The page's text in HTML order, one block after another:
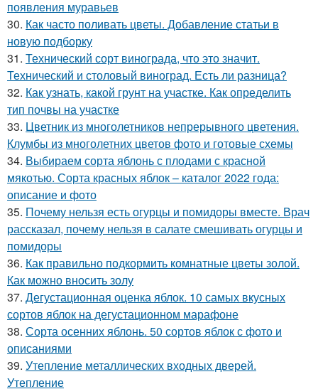
появления муравьев
30. Как часто поливать цветы. Добавление статьи в
новую подборку
31. Технический сорт винограда, что это значит.
Технический и столовый виноград. Есть ли разница?
32. Как узнать, какой грунт на участке. Как определить
тип почвы на участке
33. Цветник из многолетников непрерывного цветения.
Клумбы из многолетних цветов фото и готовые схемы
34. Выбираем сорта яблонь с плодами с красной
мякотью. Сорта красных яблок – каталог 2022 года:
описание и фото
35. Почему нельзя есть огурцы и помидоры вместе. Врач
рассказал, почему нельзя в салате смешивать огурцы и
помидоры
36. Как правильно подкормить комнатные цветы золой.
Как можно вносить золу
37. Дегустационная оценка яблок. 10 самых вкусных
сортов яблок на дегустационном марафоне
38. Сорта осенних яблонь. 50 сортов яблок с фото и
описаниями
39. Утепление металлических входных дверей.
Утепление